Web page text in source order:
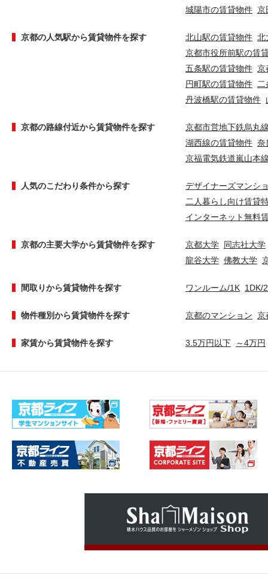
城陽市の賃貸物件 京
京都の人気駅から賃貸物件を探す 北山駅の賃貸物件 北
京都市役所前駅の賃
五条駅の賃貸物件 京
円町駅の賃貸物件
丹波橋駅の賃貸物件
京都の路線付近から賃貸物件を探す
京都市営地下鉄烏丸
湖西線の賃貸物件 奈
京福電気鉄道嵐山本
人気のこだわり条件から探す
デザイナーズマンシ
二人暮らし向け賃貸
インターネット無料
京都の主要大学から賃貸物件を探す 京都大学 同志社大学
龍谷大学 佛教大学
間取りから賃貸物件を探す ワンルーム/1K 1DK/
物件種別から賃貸物件を探す 京都のマンション 京
家賃から賃貸物件を探す 3.5万円以下 ～4万円